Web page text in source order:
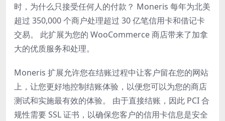
时，为什么只接受任何人的付款？ Moneris 每年为北美
超过 350,000 个商户处理超过 30 亿笔信用卡和借记卡
交易。 此扩展为您的 WooCommerce 商店带来了加拿
大的优质服务和处理。
Moneris 扩展允许您在结账过程中让客户留在您的网站
上，让您更好地控制结账体验，以便您可以为您的商店
测试和实施最有效的体验。 由于直接结账，因此 PCI 合
规性需要 SSL 证书，以确保您客户的信用卡信息是安全